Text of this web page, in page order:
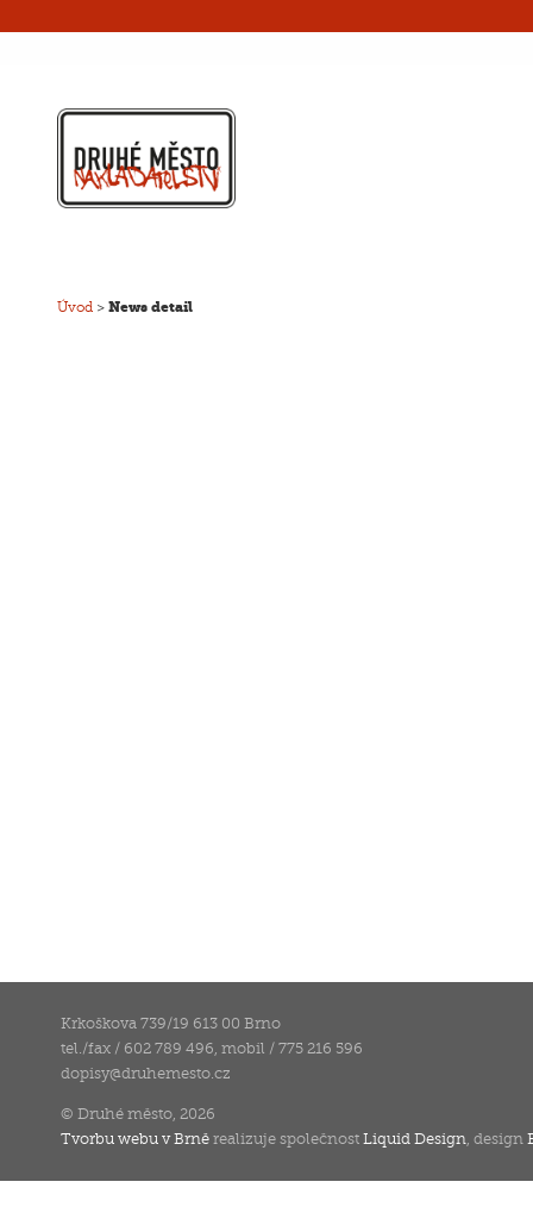
Úvod > News detail
Krkoškova 739/19 613 00 Brno
tel./fax / 602 789 496, mobil / 775 216 596
dopisy@druhemesto.cz
© Druhé město, 2026
Tvorbu webu v Brně realizuje společnostLiquid Design , design